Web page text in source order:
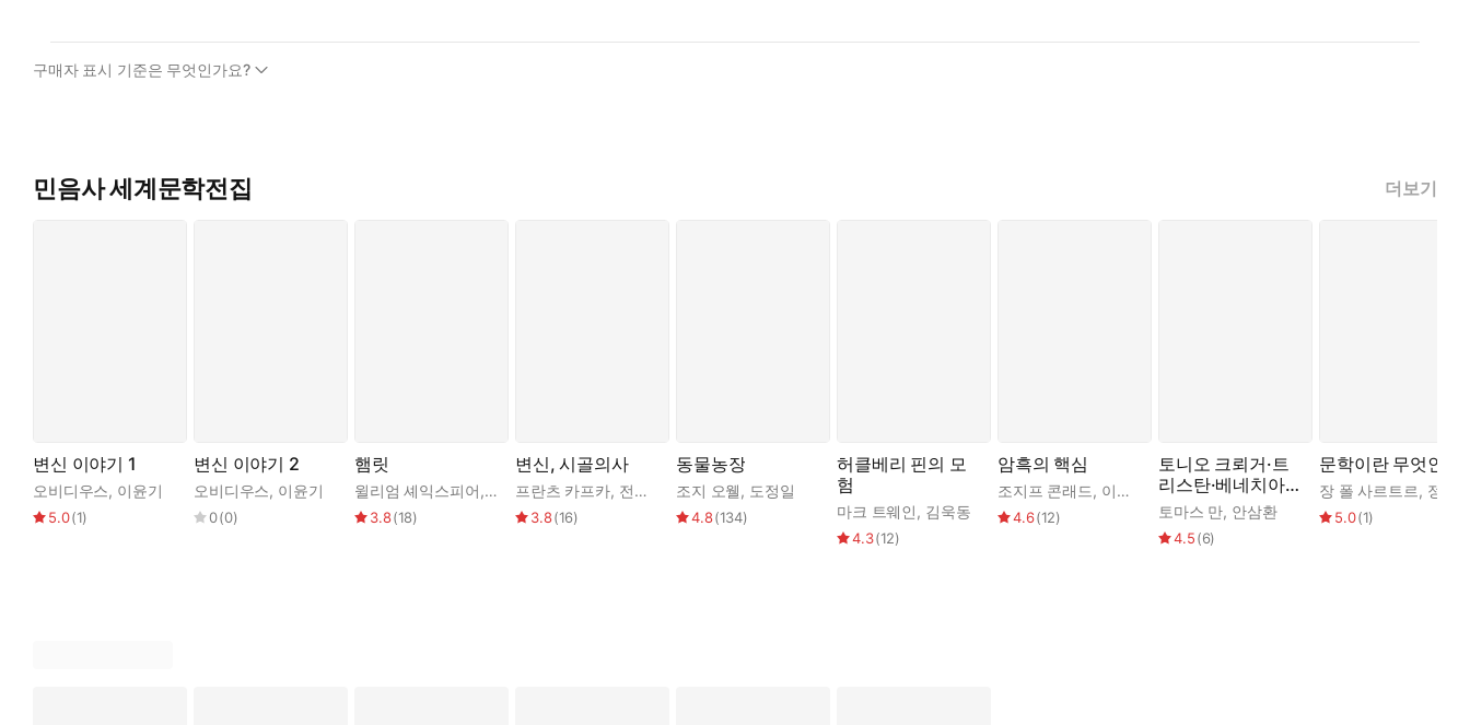
구매자 표시 기준은 무엇인가요?
민음사 세계문학전집 더보기
변신 이야기 1
오비디우스, 이윤기
5.0(1)
변신 이야기 2
오비디우스, 이윤기
0(0)
햄릿
윌리엄 셰익스피어, 최종철
3.8(18)
변신, 시골의사
프란츠 카프카, 전영애
3.8(16)
동물농장
조지 오웰, 도정일
4.8(134)
허클베리 핀의 모
험
마크 트웨인, 김욱동
4.3(12)
암흑의 핵심
조지프 콘래드, 이상옥
4.6(12)
토니오 크뢰거·트
리스탄·베네치아
에서의 죽음
토마스 만, 안삼환
4.5(6)
문학이란 무엇인가
장 폴 사르트르, 정명환
5.0(1)